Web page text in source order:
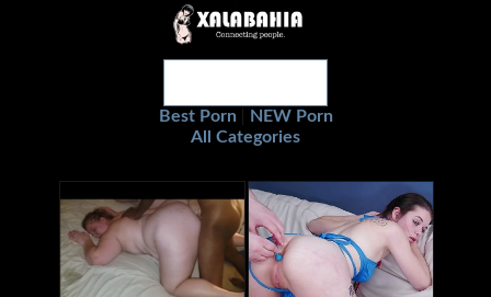
Best Porn
NEW Porn
All Categories